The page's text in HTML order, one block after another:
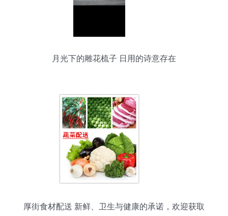
月光下的雕花梳子 日用的诗意存在
厚街食材配送 新鲜、卫生与健康的承诺，欢迎获取